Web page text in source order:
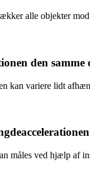
alle objekter
den
kan variere lidt
måles ved hjælp af